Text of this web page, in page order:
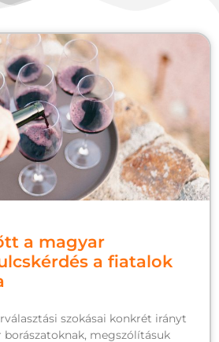
a magyar
a fiatalok
szokásai konkrét irányt
megszólításuk